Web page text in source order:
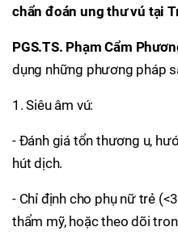
chẩn đoán ung thư vú tại
PGS.TS. Phạm Cẩm
dụng những phương pháp
1. Siêu âm vú:
- Đánh giá tổn thương u,
hút dịch.
- Chỉ định cho phụ nữ trẻ
thẩm mỹ, hoặc theo dõi